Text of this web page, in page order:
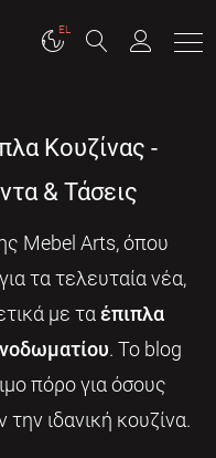
EL
Κουζίνας -
& Τάσεις
Mebel Arts, όπου
τα τελευταία νέα,
με τα έπιπλα
. Το blog
πόρο για όσους
ιδανική κουζίνα.